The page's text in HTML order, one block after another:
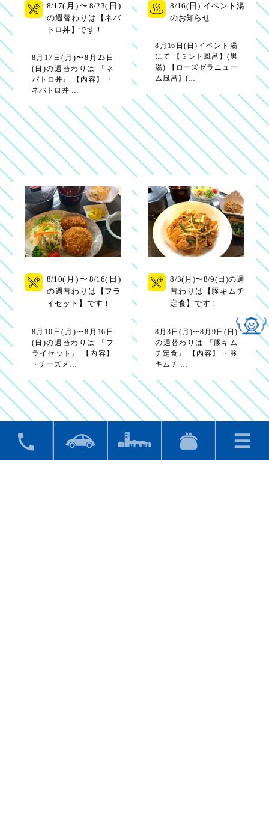
8/17(月)〜8/23(日)
の週替わりは【ネバ
トロ丼】です！
8月17日(月)〜8月23日
(日)の週替わりは 『ネ
バトロ丼』 【内容】 ・
ネバトロ丼 …
8/16(日) イベント湯
のお知らせ
8月16日(日)イベント湯
にて 【ミント風呂】(男
湯) 【ローズゼラニュー
ム風呂】(…
8/10(月)〜8/16(日)
の週替わりは【フラ
イセット】です！
8月10日(月)〜8月16日
(日)の週替わりは 『フ
ライセット』 【内容】
・チーズメ…
8/3(月)〜8/9(日)の週
替わりは【豚キムチ
定食】です！
8月3日(月)〜8月9日(日)
の週替わりは 『豚キム
チ定食』 【内容】 ・豚
キムチ …